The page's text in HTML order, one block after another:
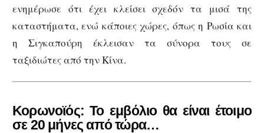
ενημέρωσε ότι έχει κλείσει σχεδόν τα μισά της
καταστήματα, ενώ κάποιες χώρες, όπως η Ρωσία και
η Σιγκαπούρη έκλεισαν τα σύνορα τους σε
ταξιδιώτες από την Κίνα.
Κορωνοϊός: Το εμβόλιο θα είναι έτοιμο
σε 20 μήνες από τώρα…